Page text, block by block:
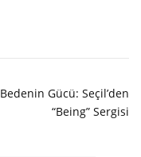
Bedenin Gücü: Seçil’den
“Being” Sergisi